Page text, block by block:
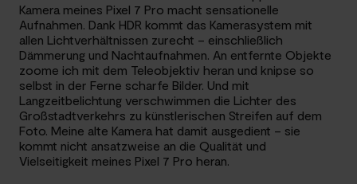
Kamera meines Pixel 7 Pro macht sensationelle
Aufnahmen. Dank HDR kommt das Kamerasystem mit
allen Lichtverhältnissen zurecht – einschließlich
Dämmerung und Nachtaufnahmen. An entfernte Objekte
zoome ich mit dem Teleobjektiv heran und knipse so
selbst in der Ferne scharfe Bilder. Und mit
Langzeitbelichtung verschwimmen die Lichter des
Großstadtverkehrs zu künstlerischen Streifen auf dem
Foto. Meine alte Kamera hat damit ausgedient – sie
kommt nicht ansatzweise an die Qualität und
Vielseitigkeit meines Pixel 7 Pro heran.